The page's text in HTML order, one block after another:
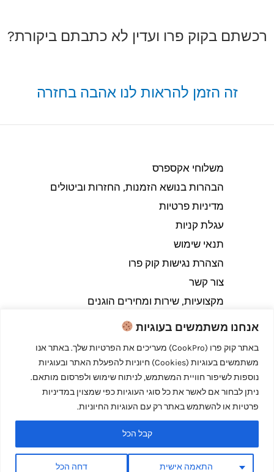
אנחנו משתמשים בעוגיות
באתר קוק פרו (CookPro) מעריכים את הפרטיות שלך. באתר אנו
משתמשים בעוגיות (Cookies) חיוניות להפעלת האתר ובעוגיות
נוספות לשיפור חוויית המשתמש, לניתוח שימוש ולפרסום מותאם.
ניתן לבחור אם לאשר את כל סוגי העוגיות כפי שמצוין במדיניות
פרטיות או להשתמש באתר רק עם העוגיות החיוניות.
התאמה אישית דחה הכל
קבל הכל
רכשתם בקוק פרו ועדין לא כתבתם ביקורת?
זה הזמן להראות לנו אהבה בחזרה
משלוחי אקספרס
הבהרות בנושא הזמנות, החזרות וביטולים​
מדיניות פרטיות
עגלת קניות
תנאי שימוש
הצהרת נגישות קוק פרו
צור קשר
מקצועיות, שירות ומחירים הוגנים
Copyright © 2026 קוק פרו - לבשל כמו מקצוענים
Powered by קוק פרו - לבשל כמו מקצוענים